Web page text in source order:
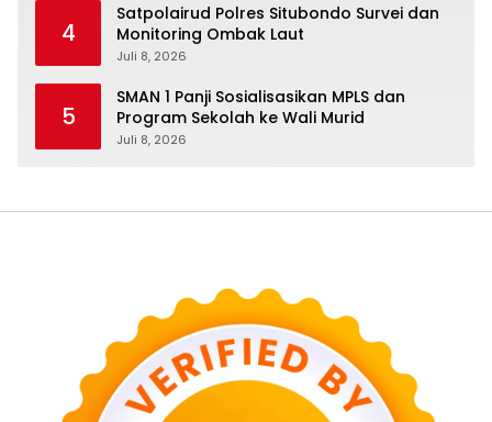
4
Satpolairud Polres Situbondo Survei dan
Monitoring Ombak Laut
Juli 8, 2026
5
SMAN 1 Panji Sosialisasikan MPLS dan
Program Sekolah ke Wali Murid
Juli 8, 2026